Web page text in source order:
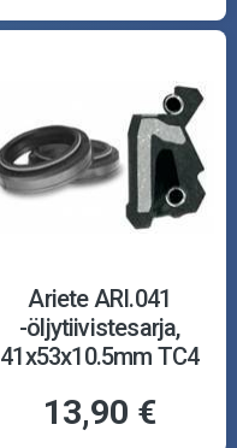
Ariete ARI.041
-öljytiivistesarja,
41x53x10.5mm TC4
13,90 €